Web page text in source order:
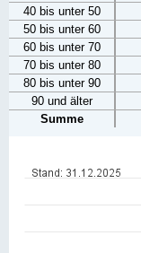
40 bis unter 50
50 bis unter 60
60 bis unter 70
70 bis unter 80
80 bis unter 90
90 und älter
Summe